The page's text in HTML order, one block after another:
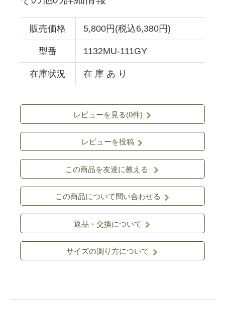
販売価格 5,800円(税込6,380円)
型番 1132MU-111GY
在庫状況 在 庫 あ り
レビューを見る(0件)
レビューを投稿
この商品を友達に教える
この商品について問い合わせる
返品・交換について
サイズの測り方について